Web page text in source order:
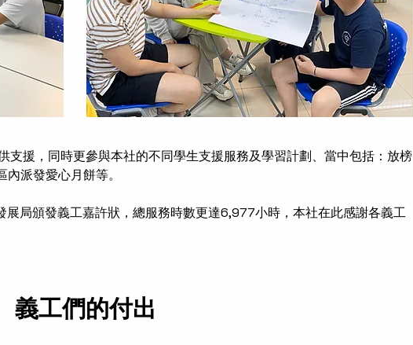
支援，同時更參與本社的不同學生支援服務及學習計劃、當中包括：放榜
派發愛心月餅等。
局頒發義工嘉許狀，總服務時數更達6,977小時，本社在此感謝各義工
​義工們的付出